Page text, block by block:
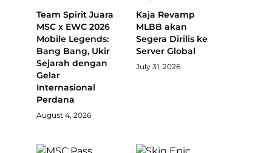
Team Spirit Juara
MSC x EWC 2026
Mobile Legends:
Bang Bang, Ukir
Sejarah dengan
Gelar
Internasional
Perdana
August 4, 2026
Kaja Revamp
MLBB akan
Segera Dirilis ke
Server Global
July 31, 2026